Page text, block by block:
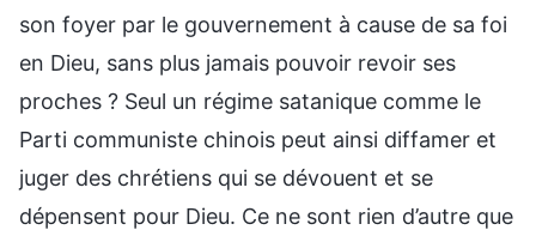
son foyer par le gouvernement à cause de sa foi
en Dieu, sans plus jamais pouvoir revoir ses
proches ? Seul un régime satanique comme le
Parti communiste chinois peut ainsi diffamer et
juger des chrétiens qui se dévouent et se
dépensent pour Dieu. Ce ne sont rien d’autre que